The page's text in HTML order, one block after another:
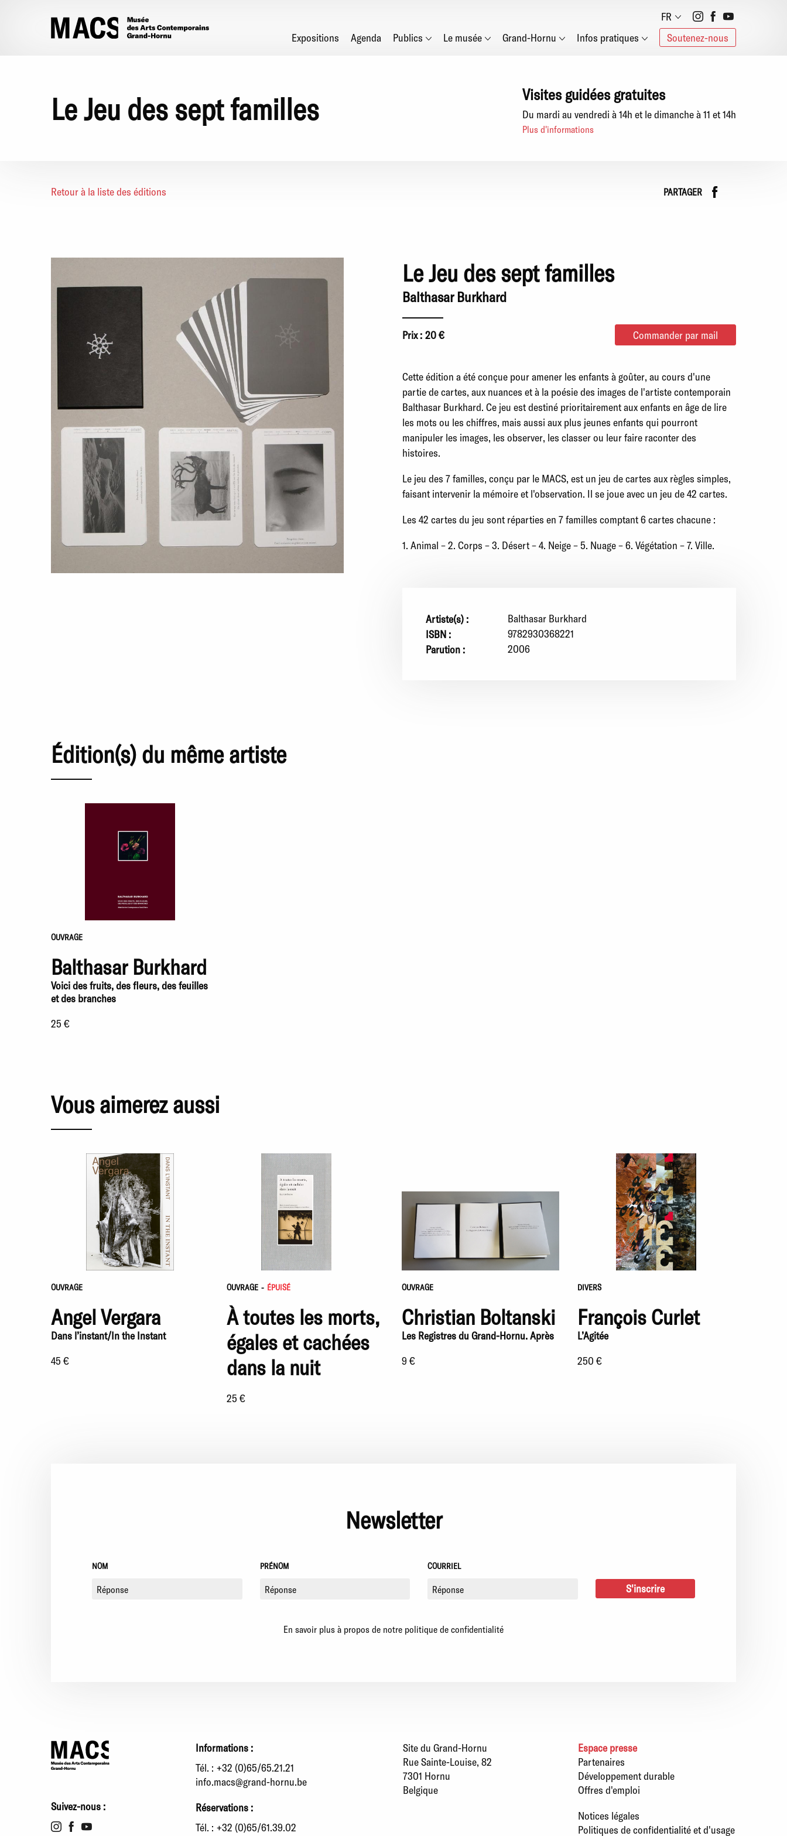
FR
Social
networks
Main
Expositions Agenda Publics Le musée Grand-Hornu Infos pratiques Soutenez-nous
Le Jeu des sept familles Visites guidées gratuites
Du mardi au vendredi à 14h et le dimanche à 11 et 14h
Plus d'informations
Retour à la liste des éditions PARTAGER
Le Jeu des sept familles
Balthasar Burkhard
Prix : 20 € Commander par mail
Cette édition a été conçue pour amener les enfants à goûter, au cours d'une
partie de cartes, aux nuances et à la poésie des images de l'artiste contemporain
Balthasar Burkhard. Ce jeu est destiné prioritairement aux enfants en âge de lire
les mots ou les chiffres, mais aussi aux plus jeunes enfants qui pourront
manipuler les images, les observer, les classer ou leur faire raconter des
histoires.
Le jeu des 7 familles, conçu par le MACS, est un jeu de cartes aux règles simples,
faisant intervenir la mémoire et l'observation. Il se joue avec un jeu de 42 cartes.
Les 42 cartes du jeu sont réparties en 7 familles comptant 6 cartes chacune :
1. Animal – 2. Corps – 3. Désert – 4. Neige – 5. Nuage – 6. Végétation – 7. Ville.
Artiste(s) :
Balthasar Burkhard
ISBN :
9782930368221
Parution :
2006
Édition(s) du même artiste
OUVRAGE
Balthasar Burkhard
Voici des fruits, des fleurs, des feuilles
et des branches
25 €
Vous aimerez aussi
OUVRAGE
Angel Vergara
Dans l’instant/In the Instant
45 €
OUVRAGE - ÉPUISÉ
À toutes les morts,
égales et cachées
dans la nuit
25 €
OUVRAGE
Christian Boltanski
Les Registres du Grand-Hornu. Après
9 €
DIVERS
François Curlet
L’Agitée
250 €
Newsletter
NOM PRÉNOM COURRIEL
En savoir plus à propos de notre politique de confidentialité
Suivez-nous :
Informations :
Tél. : +32 (0)65/65.21.21
info.macs@grand-hornu.be
Réservations :
Tél. : +32 (0)65/61.39.02
Site du Grand-Hornu
Rue Sainte-Louise, 82
7301 Hornu
Belgique
Espace presse
Partenaires
Développement durable
Offres d'emploi
Notices légales
Politiques de confidentialité et d'usage